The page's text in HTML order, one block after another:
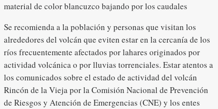
material de color blancuzco bajando por los caudales
Se recomienda a la población y personas que visitan los
alrededores del volcán que eviten estar en la cercanía de los
ríos frecuentemente afectados por lahares originados por
actividad volcánica o por lluvias torrenciales. Estar atentos a
los comunicados sobre el estado de actividad del volcán
Rincón de la Vieja por la Comisión Nacional de Prevención
de Riesgos y Atención de Emergencias (CNE) y los entes